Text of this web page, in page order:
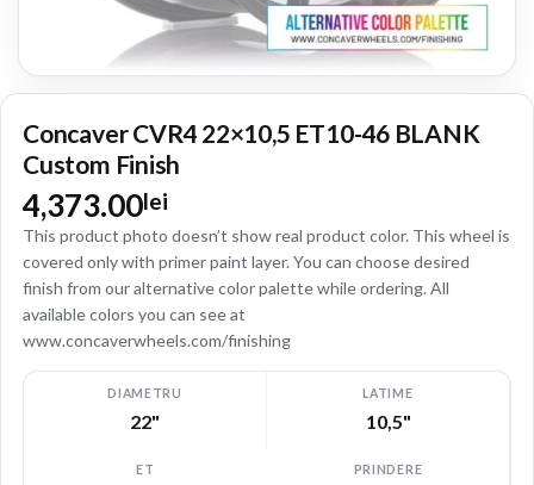
Concaver CVR4 22×10,5 ET10-46 BLANK
Custom Finish
4,373.00lei
This product photo doesn’t show real product color. This wheel is
covered only with primer paint layer. You can choose desired
finish from our alternative color palette while ordering. All
available colors you can see at
www.concaverwheels.com/finishing
DIAMETRU
22"
LATIME
10,5"
ET PRINDERE